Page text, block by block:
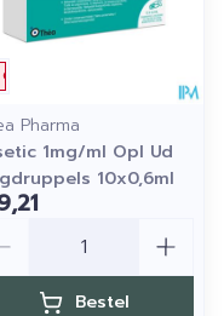
Geneesmiddel
Pharma
1mg/ml Opl Ud
10x0,6ml
Bestel